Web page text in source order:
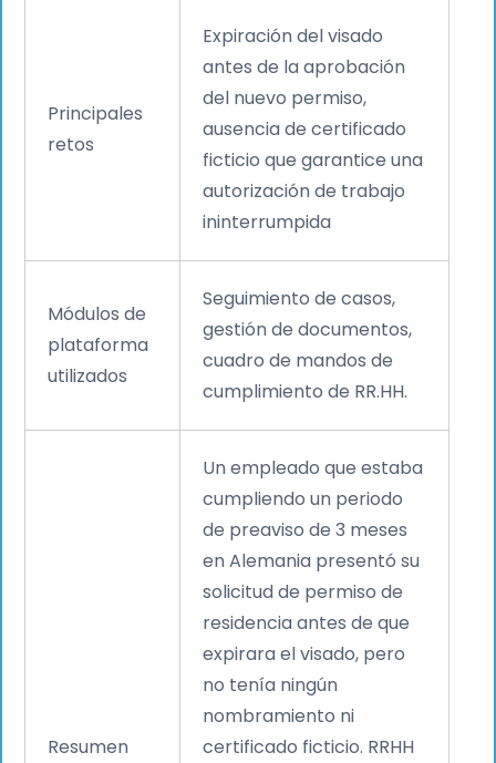
Principales
retos
Expiración del visado
antes de la aprobación
del nuevo permiso,
ausencia de certificado
ficticio que garantice una
autorización de trabajo
ininterrumpida
Módulos de
plataforma
utilizados
Seguimiento de casos,
gestión de documentos,
cuadro de mandos de
cumplimiento de RR.HH.
Resumen
Un empleado que estaba
cumpliendo un periodo
de preaviso de 3 meses
en Alemania presentó su
solicitud de permiso de
residencia antes de que
expirara el visado, pero
no tenía ningún
nombramiento ni
certificado ficticio. RRHH